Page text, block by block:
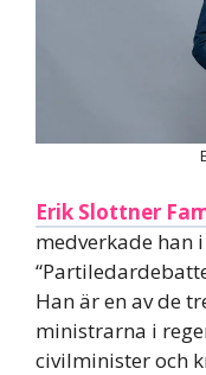
Erik Slottner
medverkade han
Han är en av de
ministrarna i
civilminister och